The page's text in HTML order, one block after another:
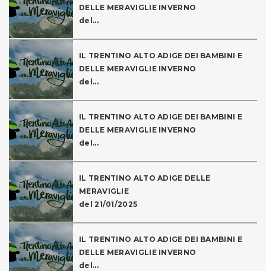
DELLE MERAVIGLIE INVERNO
del...
IL TRENTINO ALTO ADIGE DEI BAMBINI E
DELLE MERAVIGLIE INVERNO
del...
IL TRENTINO ALTO ADIGE DEI BAMBINI E
DELLE MERAVIGLIE INVERNO
del...
IL TRENTINO ALTO ADIGE DELLE
MERAVIGLIE
del 21/01/2025
IL TRENTINO ALTO ADIGE DEI BAMBINI E
DELLE MERAVIGLIE INVERNO
del...